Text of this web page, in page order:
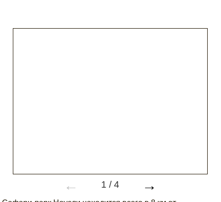
← 1 /4 →